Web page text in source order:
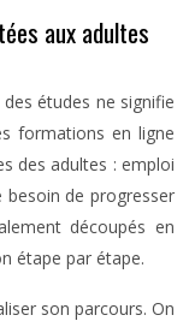
aux adultes
études ne signifie
formations en ligne
des adultes : emploi
de progresser
découpés en
étape par étape.
son parcours. On